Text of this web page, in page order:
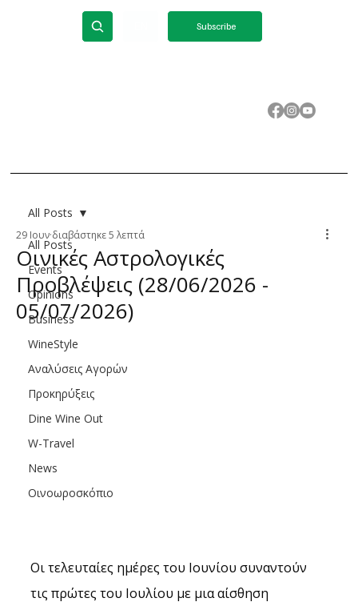
Subscribe
All Posts
Events
Opinions
Business
WineStyle
Αναλύσεις Αγορών
Προκηρύξεις
Dine Wine Out
W-Travel
News
Οινοωροσκόπιο
All Posts
Οινικές Αστρολογικές
Προβλέψεις (28/06/2026 -
05/07/2026)
29 Ιουν διαβάστηκε 5 λεπτά
Οι τελευταίες ημέρες του Ιουνίου συναντούν
τις πρώτες του Ιουλίου με μια αίσθηση